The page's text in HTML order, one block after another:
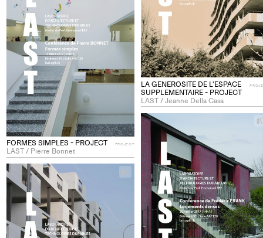
LA GENEROSITE DE L'ESPACE
SUPPLEMENTAIRE - PROJECT
LAST / Jeanne Della Casa
FORMES SIMPLES - PROJECT
LAST / Pierre Bonnet
PROJECT
collections
+
+
collections